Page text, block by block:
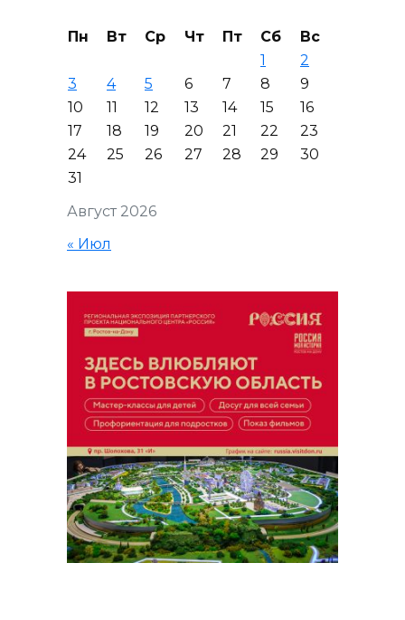
Август 2026
Пн Вт Ср Чт Пт Сб
Вс
1
2
3
4 5 6 7 8
9
10
11 12 13 14 15
16
17
18 19 20 21 22
23
24
25 26 27 28 29
30
31
« Июл